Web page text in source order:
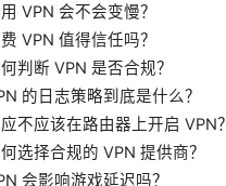
VPN 会不会变慢？
VPN 值得信任吗？
判断 VPN 是否合规？
的日志策略到底是什么？
不应该在路由器上开启 VPN？
选择合规的 VPN 提供商？
会影响游戏延迟吗？